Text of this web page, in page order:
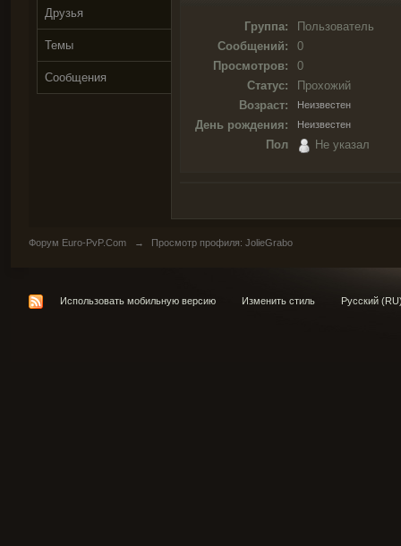
Друзья
Темы
Сообщения
Группа:
Пользователь
Сообщений:
0
Просмотров:
0
Статус:
Прохожий
Возраст:
Неизвестен
День рождения: Неизвестен
Пол Не указал
Форум Euro-PvP.Com → Просмотр профиля: JolieGrabo
Использовать мобильную версию Изменить стиль Русский